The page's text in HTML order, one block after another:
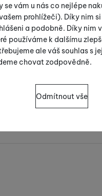
se vám u nás co nejlépe
prohlížeči). Díky nim
a podobně. Díky nim
používáme k dalšímu
ale váš souhlas s
chovat zodpovědně.
souhlasů
bez těchto
Odmítnout vše